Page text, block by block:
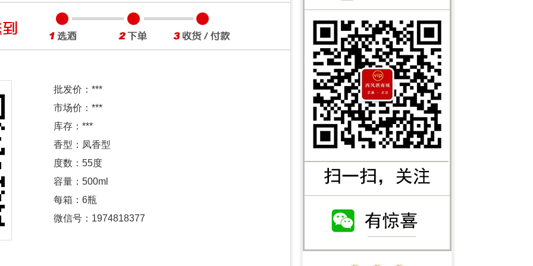
批发价： ***
市场价： ***
库存： ***
香型：凤香型
度数：55度
容量：500ml
每箱：6瓶
微信号：1974818377